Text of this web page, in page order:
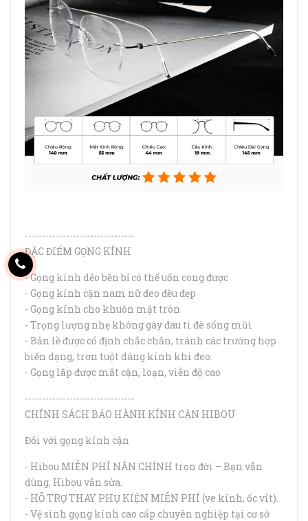
--------------------------------
ĐẶC ĐIỂM GỌNG KÍNH
- Gọng kính dẻo bền bỉ có thể uốn cong được
- Gọng kính cận nam nữ đeo đều đẹp
- Gọng kính cho khuôn mặt tròn
- Trọng lượng nhẹ không gây đau tì đè sống mũi
- Bản lề được cố định chắc chắn, tránh các trường hợp
biến dạng, trơn tuột dáng kính khi đeo.
- Gọng lắp được mắt cận, loạn, viễn độ cao
--------------------------------
CHÍNH SÁCH BẢO HÀNH KÍNH CẬN HIBOU
Đối với gọng kính cận
- Hibou MIỄN PHÍ NẮN CHỈNH trọn đời – Bạn vẫn
dùng, Hibou vẫn sửa.
- HỖ TRỢ THAY PHỤ KIỆN MIỄN PHÍ (ve kính, ốc vít).
- Vệ sinh gọng kính cao cấp chuyên nghiệp tại cơ sở